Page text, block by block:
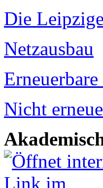
Die
Netzausbau
Nicht